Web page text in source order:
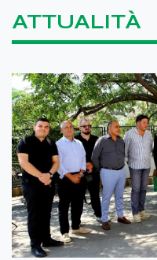
ATTUALITÀ